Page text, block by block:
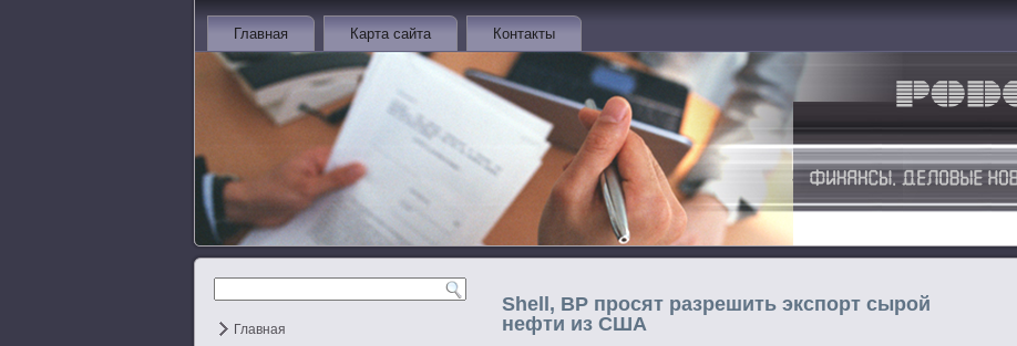
Главная Карта сайта Контакты
Главная
Shell, BP просят разрешить экспорт сырой
нефти из США